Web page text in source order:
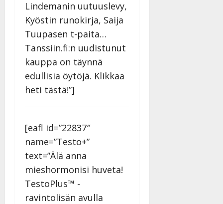
Lindemanin uutuuslevy,
Kyöstin runokirja, Saija
Tuupasen t-paita…
Tanssiin.fi:n uudistunut
kauppa on täynnä
edullisia öytöjä. Klikkaa
heti tästä!”]
[eafl id=”22837″
name=”Testo+”
text=”Älä anna
mieshormonisi huveta!
TestoPlus™ -
ravintolisän avulla